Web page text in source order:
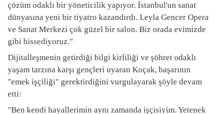
çözüm odaklı bir yöneticilik yapıyor. İstanbul'un sanat
dünyasına yeni bir tiyatro kazandırdı. Leyla Gencer Opera
ve Sanat Merkezi çok güzel bir salon. Biz orada evimizde
gibi hissediyoruz."
Dijitalleşmenin getirdiği bilgi kirliliği ve şöhret odaklı
yaşam tarzına karşı gençleri uyaran Koçak, başarının
"emek işçiliği" gerektirdiğini vurgulayarak şöyle devam
etti:
"Ben kendi hayallerimin aynı zamanda işçisiyim. Yetenek